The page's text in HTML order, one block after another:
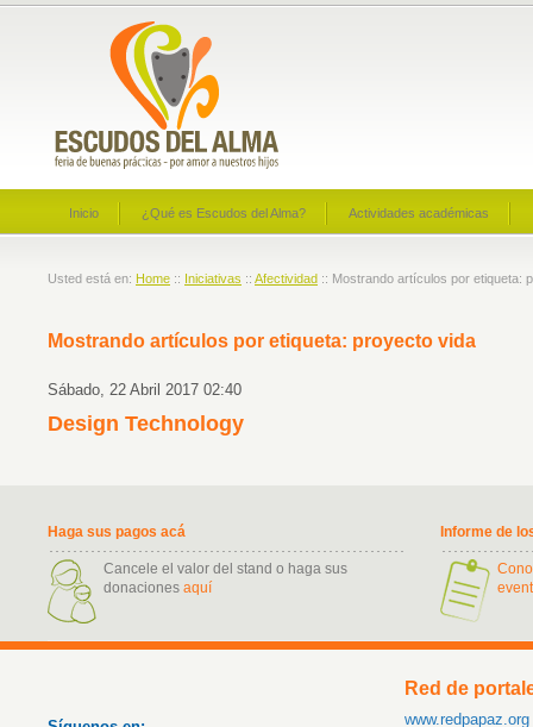
Inicio ¿Qué es Escudos del Alma? Actividades académicas
Usted está en: Home :: Iniciativas :: Afectividad :: Mostrando artículos por etiqueta:
Mostrando artículos por etiqueta: proyecto vida
Sábado, 22 Abril 2017 02:40
Design Technology
Haga sus pagos acá
Cancele el valor del stand o haga sus
donaciones aquí
Informe de
Red de
www.redpapaz.org